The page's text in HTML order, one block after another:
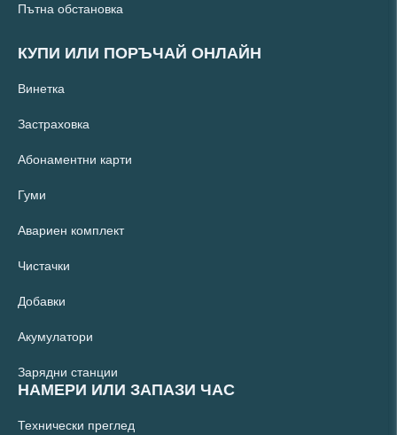
Пътна обстановка
КУПИ ИЛИ ПОРЪЧАЙ ОНЛАЙН
Винетка
Застраховка
Абонаментни карти
Гуми
Авариен комплект
Чистачки
Добавки
Акумулатори
Зарядни станции
НАМЕРИ ИЛИ ЗАПАЗИ ЧАС
Технически преглед